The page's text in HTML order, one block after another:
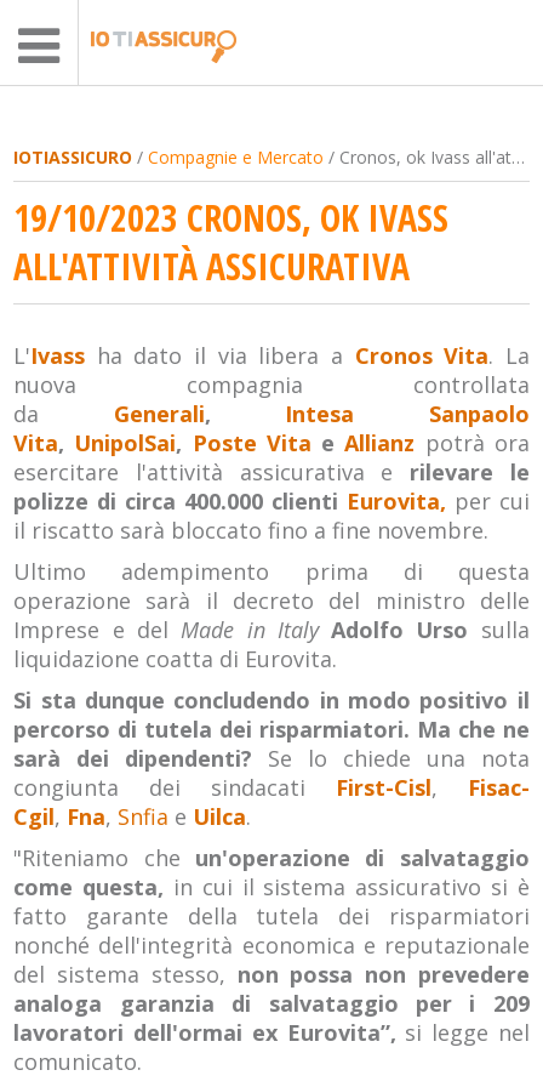
IOTIASSICURO /Compagnie e Mercato / Cronos, ok Ivass all'attività assicurativa
19/10/2023 CRONOS, OK IVASS
ALL'ATTIVITÀ ASSICURATIVA
L'Ivass ha dato il via libera a Cronos Vita. La
nuova compagnia controllata
da Generali, Intesa Sanpaolo
Vita, UnipolSai, Poste Vita eAllianz potrà ora
esercitare l'attività assicurativa e rilevare le
polizze di circa 400.000 clienti Eurovita, per cui
il riscatto sarà bloccato fino a fine novembre.
Ultimo adempimento prima di questa
operazione sarà il decreto del ministro delle
Imprese e del Made in Italy Adolfo Urso sulla
liquidazione coatta di Eurovita.
Si sta dunque concludendo in modo positivo il
percorso di tutela dei risparmiatori. Ma che ne
sarà dei dipendenti? Se lo chiede una nota
congiunta dei sindacati First-Cisl, Fisac-
Cgil, Fna, Snfia e Uilca.
"Riteniamo che un'operazione di salvataggio
come questa, in cui il sistema assicurativo si è
fatto garante della tutela dei risparmiatori
nonché dell'integrità economica e reputazionale
del sistema stesso, non possa non prevedere
analoga garanzia di salvataggio per i 209
lavoratori dell'ormai ex Eurovita”, si legge nel
comunicato.